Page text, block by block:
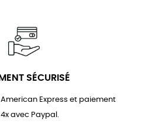
SÉCURISÉ
Express et paiement
avec Paypal.